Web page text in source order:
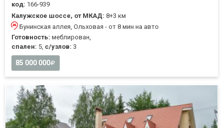
код: 166-939
Калужское шоссе, от МКАД: 8+3 км
Бунинская аллея, Ольховая - от 8 мин на авто
Готовность: меблирован,
спален: 5, с/узлов: 3
85 000 000